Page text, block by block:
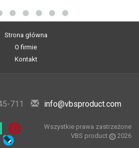
Strona główna
O firmie
Kontakt
711 info@vbsproduct.com
Wszystkie prawa zastrzeżone
VBS product
2026